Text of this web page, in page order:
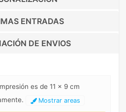
ENTRADAS
DE ENVIOS
es de 11 x 9 cm
Mostrar areas